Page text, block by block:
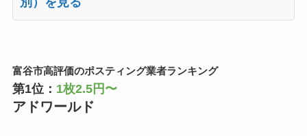
富谷市高評価のポスティング業者ランキング
第1位： 1枚2.5円〜
アドワールド